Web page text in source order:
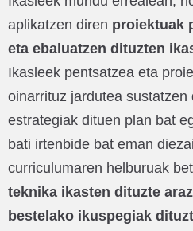
aplikatzen diren proiektuak
eta ebaluatzen dituzten
Ikasleek pentsatzea eta
oinarrituz jardutea sustatzen
estrategiak dituen plan bat
bati irtenbide bat eman
curriculumaren helburuak
teknika ikasten dituzte
bestelako ikuspegiak